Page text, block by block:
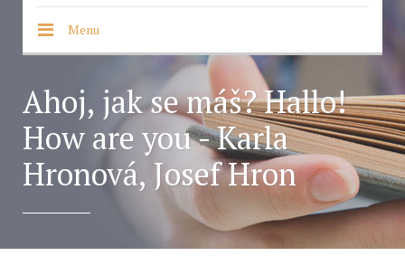
Menu
Ahoj, jak se máš? Hallo!
How are you - Karla
Hronová, Josef Hron